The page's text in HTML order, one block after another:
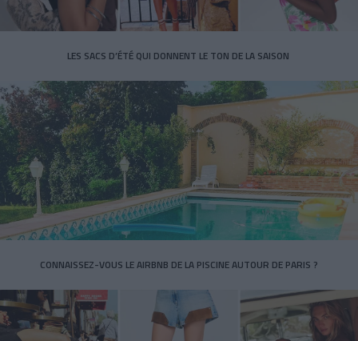
LES SACS D’ÉTÉ QUI DONNENT LE TON DE LA SAISON
CONNAISSEZ-VOUS LE AIRBNB DE LA PISCINE AUTOUR DE PARIS ?